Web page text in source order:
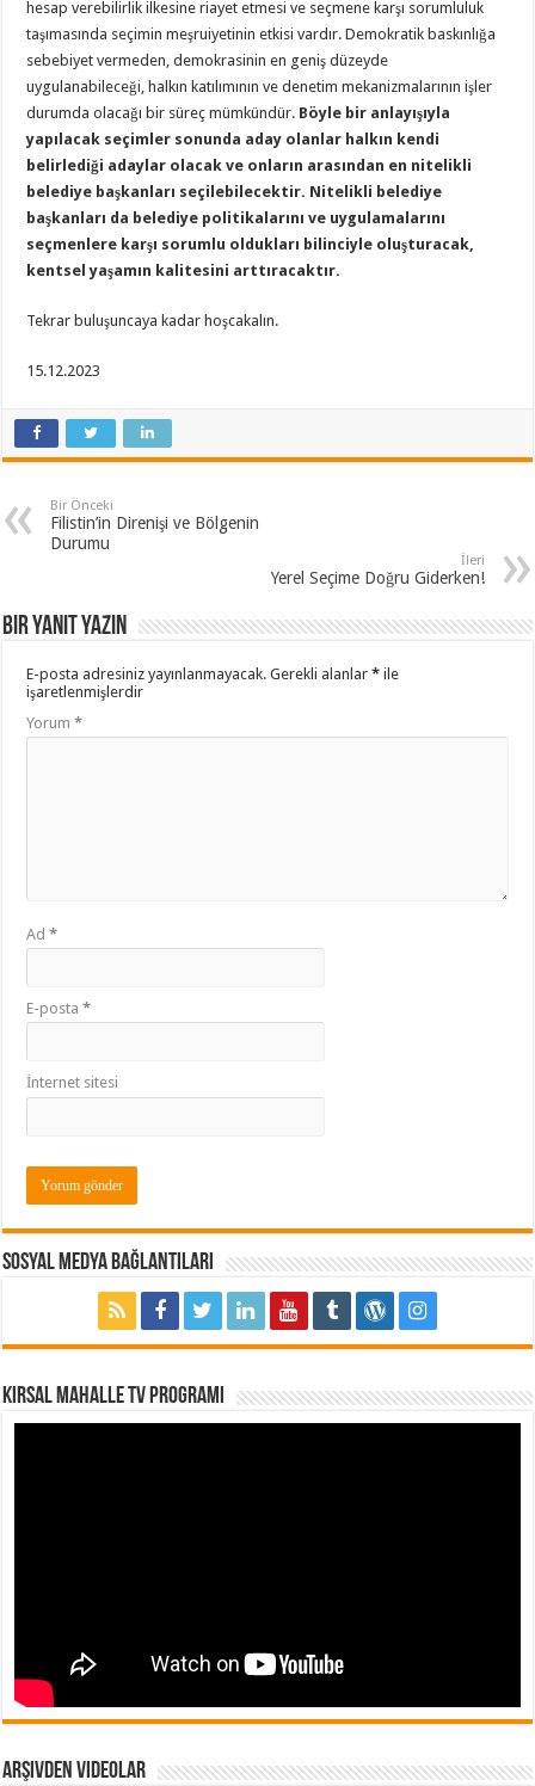
hesap verebilirlik ilkesine riayet etmesi ve seçmene karşı sorumluluk
taşımasında seçimin meşruiyetinin etkisi vardır. Demokratik baskınlığa
sebebiyet vermeden, demokrasinin en geniş düzeyde
uygulanabileceği, halkın katılımının ve denetim mekanizmalarının işler
durumda olacağı bir süreç mümkündür. Böyle bir anlayışıyla
yapılacak seçimler sonunda aday olanlar halkın kendi
belirlediği adaylar olacak ve onların arasından en nitelikli
belediye başkanları seçilebilecektir. Nitelikli belediye
başkanları da belediye politikalarını ve uygulamalarını
seçmenlere karşı sorumlu oldukları bilinciyle oluşturacak,
kentsel yaşamın kalitesini arttıracaktır.
Tekrar buluşuncaya kadar hoşcakalın.
15.12.2023
Bir Önceki
Filistin’in Direnişi ve Bölgenin
Durumu
İleri
Yerel Seçime Doğru Giderken!
Bir yanıt yazın
E-posta adresiniz yayınlanmayacak. Gerekli alanlar* ile
işaretlenmişlerdir
Yorum*
Ad*
E-posta*
İnternet sitesi
Sosyal Medya Bağlantıları
Kırsal Mahalle TV Programı
Arşivden Videolar